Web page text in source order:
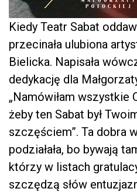
Kiedy Teatr Sabat
przecinała ulubiona
Bielicka. Napisała
dedykację dla
„Namówiłam wszystkie
żeby ten Sabat był
szczęściem”. Ta dobra
podziałała, bo bywają
którzy w listach
szczędzą słów